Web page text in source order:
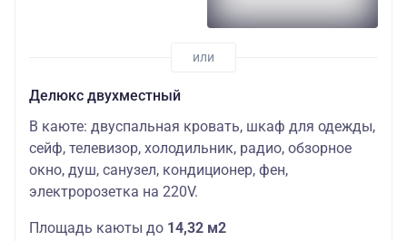
Делюкс двухместный
В каюте: двуспальная кровать, шкаф для одежды,
сейф, телевизор, холодильник, радио, обзорное
окно, душ, санузел, кондиционер, фен,
электророзетка на 220V.
Площадь каюты до 14,32 м2